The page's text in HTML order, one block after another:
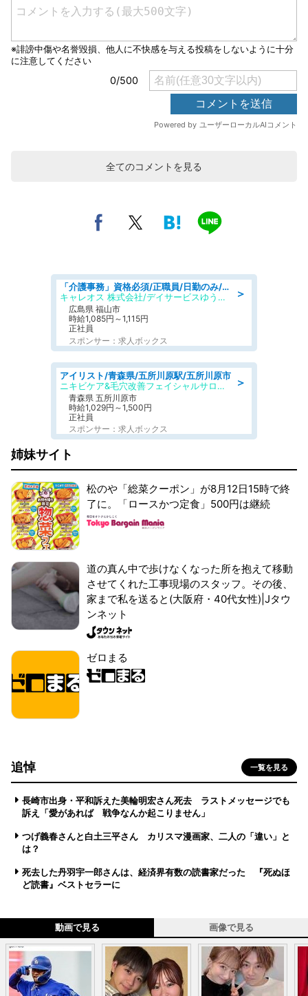
全てのコメントを見る
＞
「介護事務」資格必須/正職員/日勤のみ/デイサービス
キャレオス 株式会社/デイサービスゆうゆう南本庄
広島県 福山市
時給1,085円～1,115円
正社員
スポンサー：求人ボックス
＞
アイリスト/青森県/五所川原駅/五所川原市
ニキビケア&毛穴改善フェイシャルサロン BELDAD
青森県 五所川原市
時給1,029円～1,500円
正社員
スポンサー：求人ボックス
姉妹サイト
松のや「総菜クーポン」が8月12日15時で終
了に。「ロースかつ定食」500円は継続
道の真ん中で歩けなくなった所を抱えて移動
させてくれた工事現場のスタッフ。その後、
家まで私を送ると(大阪府・40代女性)|Jタウ
ンネット
ゼロまる
追悼 一覧を見る
長崎市出身・平和訴えた美輪明宏さん死去 ラストメッセージでも
訴え「愛があれば 戦争なんか起こりません」
つげ義春さんと白土三平さん カリスマ漫画家、二人の「違い」と
は？
死去した丹羽宇一郎さんは、経済界有数の読書家だった 『死ぬほ
ど読書』ベストセラーに
動画で見る 画像で見る